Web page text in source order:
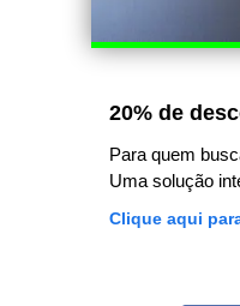
20% de
Para quem
Uma solução
Clique aqui